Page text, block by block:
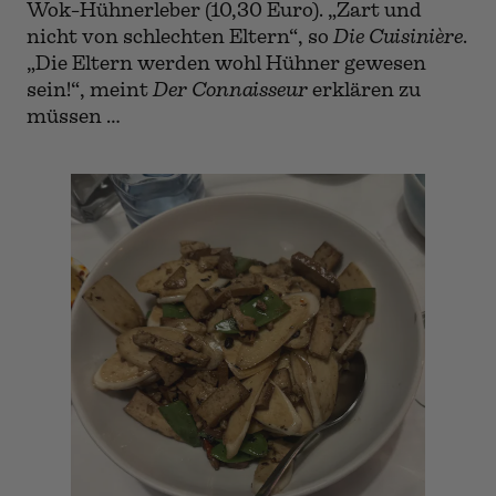
Wok-Hühnerleber (10,30 Euro). „Zart und
nicht von schlechten Eltern“, so Die Cuisinière.
„Die Eltern werden wohl Hühner gewesen
sein!“, meint Der Connaisseur erklären zu
müssen …